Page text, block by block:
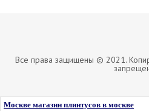
и
а
Все права защищены © 2021.
Москве магазин плинтусов в москве